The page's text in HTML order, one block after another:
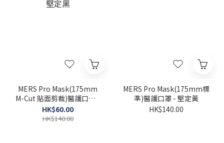
MERS Pro Mask(175mm
M-Cut 貼面剪裁)醫護口罩 -
堅定黑
HK$60.00
HK$140.00
MERS Pro Mask(175mm標
準)醫護口罩 - 堅定黃
HK$140.00